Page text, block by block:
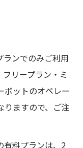
ンでのみご利用
リープラン・ミ
ボットのオペレー
りますので、ご注
有料プランは、2